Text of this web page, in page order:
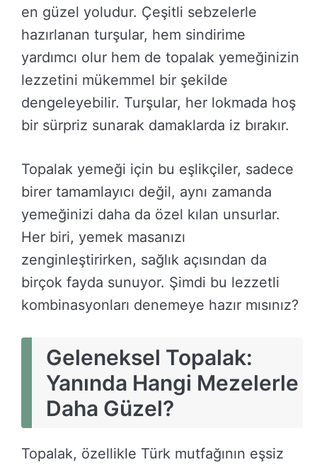
en güzel yoludur. Çeşitli sebzelerle
hazırlanan turşular, hem sindirime
yardımcı olur hem de topalak yemeğinizin
lezzetini mükemmel bir şekilde
dengeleyebilir. Turşular, her lokmada hoş
bir sürpriz sunarak damaklarda iz bırakır.
Topalak yemeği için bu eşlikçiler, sadece
birer tamamlayıcı değil, aynı zamanda
yemeğinizi daha da özel kılan unsurlar.
Her biri, yemek masanızı
zenginleştirirken, sağlık açısından da
birçok fayda sunuyor. Şimdi bu lezzetli
kombinasyonları denemeye hazır mısınız?
Geleneksel Topalak:
Yanında Hangi Mezelerle
Daha Güzel?
Topalak, özellikle Türk mutfağının eşsiz